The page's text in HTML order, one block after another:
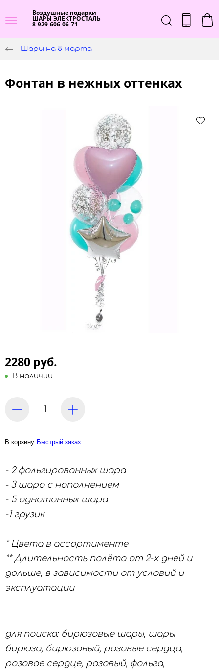
Воздушные подарки
ШАРЫ ЭЛЕКТРОСТАЛЬ
8-929-606-06-71
Шары на 8 марта
Фонтан в нежных оттенках
2280 руб.
В наличии
В корзину Быстрый заказ
- 2 фольгированных шара
- 3 шара с наполнением
- 5 однотонных шара
-1 грузик
* Цвета в ассортименте
** Длительность полёта от 2-х дней и
дольше, в зависимости от условий и
эксплуатации
для поиска: бирюзовые шары, шары
бирюза, бирюзовый, розовые сердца,
розовое сердце, розовый, фольга,